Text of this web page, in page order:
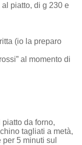
piatto, di g 230 e
(io la preparo
al momento di
da forno,
tagliati a metà,
5 minuti sul